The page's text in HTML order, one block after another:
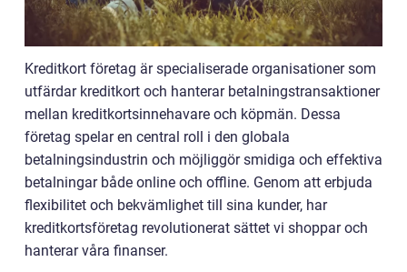
Kreditkort företag är specialiserade organisationer som
utfärdar kreditkort och hanterar betalningstransaktioner
mellan kreditkortsinnehavare och köpmän. Dessa
företag spelar en central roll i den globala
betalningsindustrin och möjliggör smidiga och effektiva
betalningar både online och offline. Genom att erbjuda
flexibilitet och bekvämlighet till sina kunder, har
kreditkortsföretag revolutionerat sättet vi shoppar och
hanterar våra finanser.